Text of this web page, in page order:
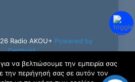
Radio AKOU+ Powered by
Darthost
να βελτιώσουμε την εμπειρία σας
την περιήγησή σας σε αυτόν τον